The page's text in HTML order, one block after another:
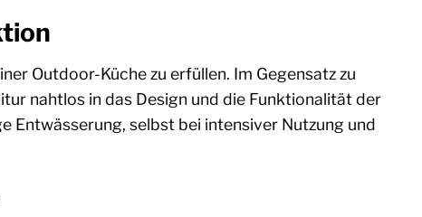
Outdoor-Küche zu erfüllen. Im Gegensatz zu
nahtlos in das Design und die Funktionalität der
Entwässerung, selbst bei intensiver Nutzung und